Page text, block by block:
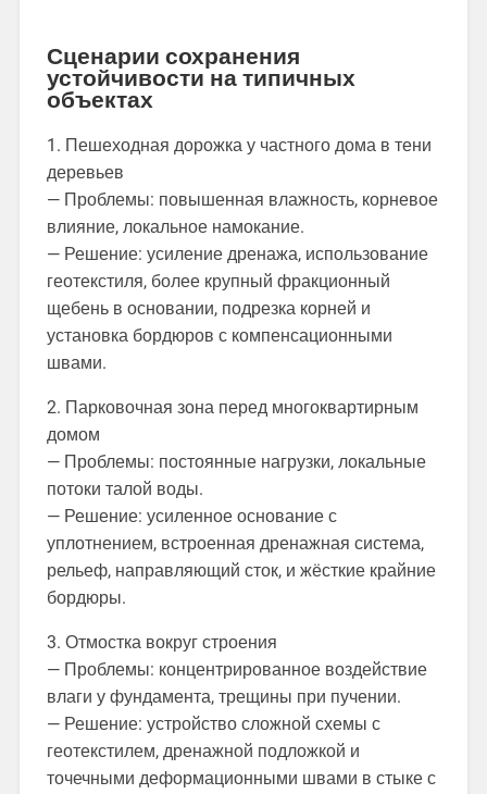
Сценарии сохранения
устойчивости на типичных
объектах
1. Пешеходная дорожка у частного дома в тени
деревьев
— Проблемы: повышенная влажность, корневое
влияние, локальное намокание.
— Решение: усиление дренажа, использование
геотекстиля, более крупный фракционный
щебень в основании, подрезка корней и
установка бордюров с компенсационными
швами.
2. Парковочная зона перед многоквартирным
домом
— Проблемы: постоянные нагрузки, локальные
потоки талой воды.
— Решение: усиленное основание с
уплотнением, встроенная дренажная система,
рельеф, направляющий сток, и жёсткие крайние
бордюры.
3. Отмостка вокруг строения
— Проблемы: концентрированное воздействие
влаги у фундамента, трещины при пучении.
— Решение: устройство сложной схемы с
геотекстилем, дренажной подложкой и
точечными деформационными швами в стыке с